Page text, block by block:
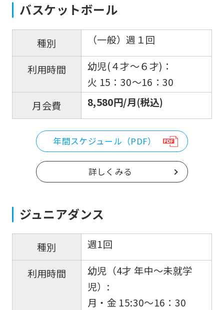
バスケットボール
種別 （一般）週１回
利用時間
幼児(４才〜６才)：
火 15：30〜16：30
月会費
8,580円/月(税込)
年間スケジュール（PDF）
詳しくみる
ジュニアダンス
種別 週1回
利用時間
幼児（4才 年中〜未就学
児）:
月・金 15:30〜16：30